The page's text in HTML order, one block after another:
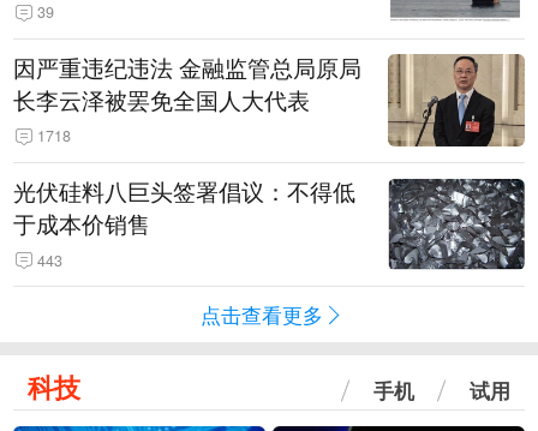
39
因严重违纪违法 金融监管总局原局
长李云泽被罢免全国人大代表
1718
光伏硅料八巨头签署倡议：不得低
于成本价销售
443
点击查看更多
科技 手机 试用